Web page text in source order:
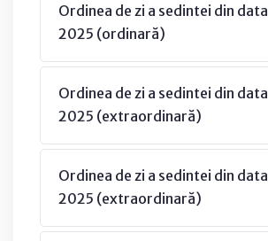
Ordinea de zi a sedintei din
2025 (ordinară)
Ordinea de zi a sedintei din
2025 (extraordinară)
Ordinea de zi a sedintei din
2025 (extraordinară)